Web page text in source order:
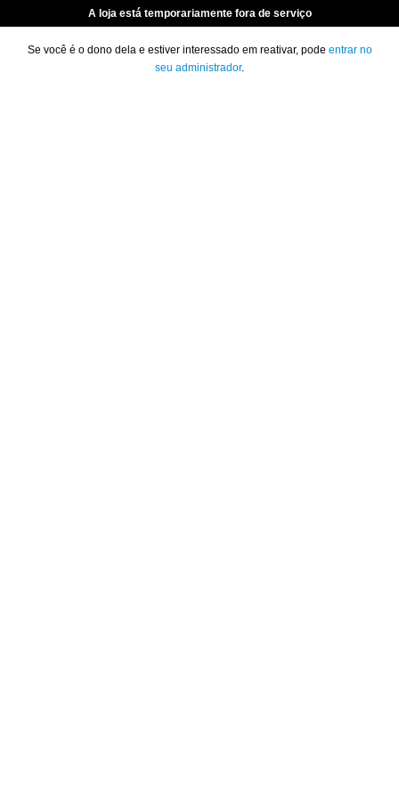
A loja está temporariamente fora de serviço
Se você é o dono dela e estiver interessado em reativar, pode entrar no
seu administrador.